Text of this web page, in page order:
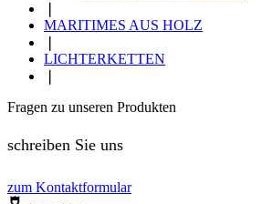
MARITIMES AUS HOLZ
LICHTERKETTEN
Fragen zu unseren Produkten
schreiben Sie uns
zum Kontaktformular